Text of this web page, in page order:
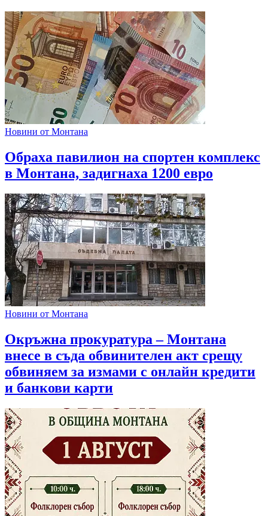
Новини от Монтана
Обраха павилион на спортен комплекс
в Монтана, задигнаха 1200 евро
Новини от Монтана
Окръжна прокуратура – Монтана
внесе в съда обвинителен акт срещу
обвиняем за измами с онлайн кредити
и банкови карти